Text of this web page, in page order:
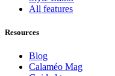
All features
Resources
Blog
Calaméo Mag